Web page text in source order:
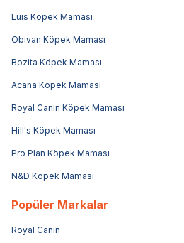
Luis Köpek Maması
Obivan Köpek Maması
Bozita Köpek Maması
Acana Köpek Maması
Royal Canin Köpek Maması
Hill's Köpek Maması
Pro Plan Köpek Maması
N&D Köpek Maması
Popüler Markalar
Royal Canin